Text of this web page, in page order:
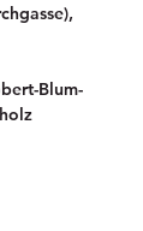
Blum-